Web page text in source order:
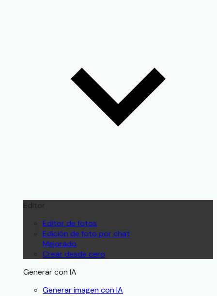
Editor
Editor de fotos
Edición de foto por chat
Mejorado
Crear desde cero
Generar con IA
Generar imagen con IA